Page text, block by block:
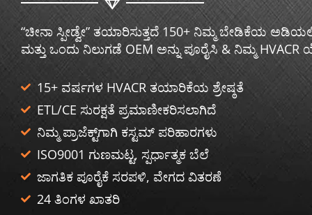
“ಚೀನಾ ಸ್ಪೀಡ್ವೇ” ತಯಾರಿಸುತ್ತದೆ 150+ ನಿಮ್ಮ ಬೇಡಿಕೆಯ
ಮತ್ತು ಒಂದು ನಿಲುಗಡೆ OEM ಅನ್ನು ಪೂರೈಸಿ & ನಿಮ್ಮ
15+ ವರ್ಷಗಳ HVACR ತಯಾರಿಕೆಯ ಶ್ರೇಷ್ಠತೆ
ETL/CE ಸುರಕ್ಷತೆ ಪ್ರಮಾಣೀಕರಿಸಲಾಗಿದೆ
ನಿಮ್ಮ ಪ್ರಾಜೆಕ್ಟ್‌ಗಾಗಿ ಕಸ್ಟಮ್ ಪರಿಹಾರಗಳು
ISO9001 ಗುಣಮಟ್ಟ, ಸ್ಪರ್ಧಾತ್ಮಕ ಬೆಲೆ
ಜಾಗತಿಕ ಪೂರೈಕೆ ಸರಪಳಿ, ವೇಗದ ವಿತರಣೆ
24 ತಿಂಗಳ ಖಾತರಿ